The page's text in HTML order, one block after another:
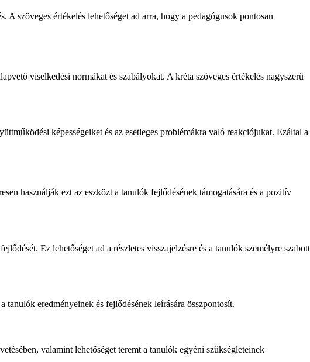
szöveges értékelés lehetőséget ad arra, hogy a pedagógusok pontosan
viselkedési normákat és szabályokat. A kréta szöveges értékelés nagyszerű
képességeiket és az esetleges problémákra való reakciójukat. Ezáltal a
használják ezt az eszközt a tanulók fejlődésének támogatására és a pozitív
Ez lehetőséget ad a részletes visszajelzésre és a tanulók személyre szabott
tanulók eredményeinek és fejlődésének leírására összpontosít.
valamint lehetőséget teremt a tanulók egyéni szükségleteinek